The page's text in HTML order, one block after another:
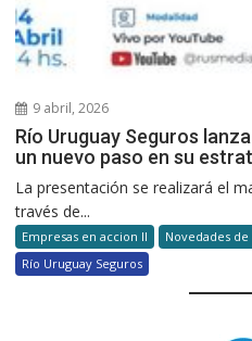
9 abril, 2026
Río Uruguay Seguros
un nuevo paso en su
La presentación se realizará el
través de...
Empresas en accion II
Novedades
Río Uruguay Seguros